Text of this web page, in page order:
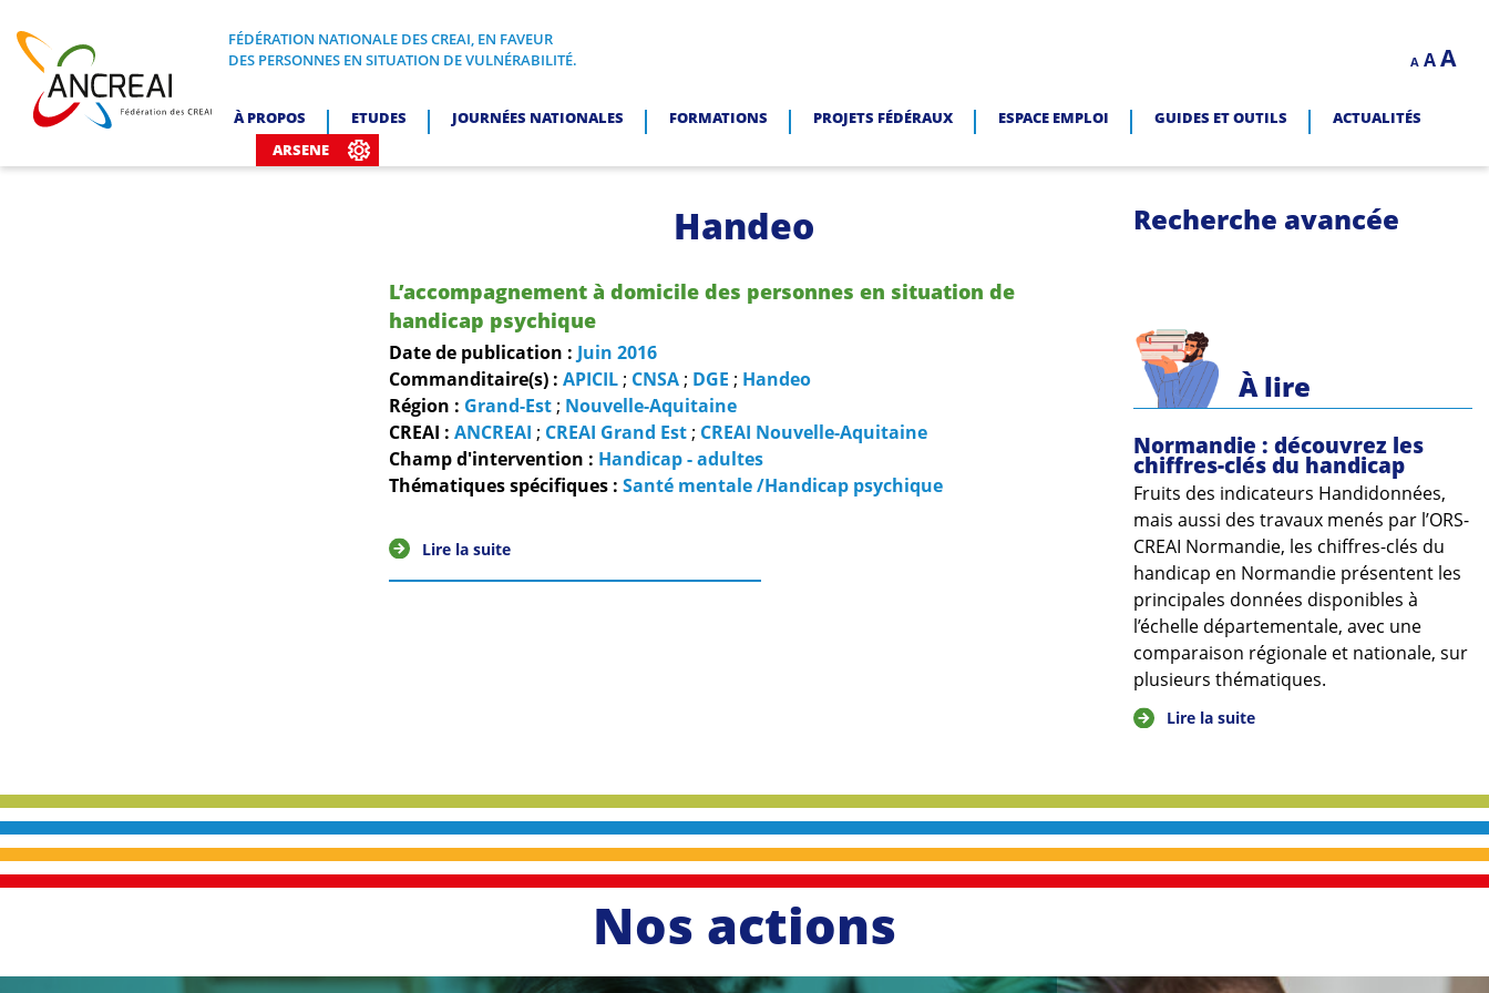
content
ANCREAI
FÉDÉRATION NATIONALE DES CREAI, EN FAVEUR DES PERSONNES EN SITUATION DE VULNÉRABILITÉ.
FÉDÉRATION NATIONALE DES CREAI, EN FAVEUR
DES PERSONNES EN SITUATION DE VULNÉRABILITÉ.
A
Decrease
font
A Reset
A
À PROPOS ETUDES JOURNÉES NATIONALES FORMATIONS PROJETS FÉDÉRAUX ESPACE EMPLOI GUIDES ET OUTILS
ACTUALITÉS
ARSENE
Handeo
L’accompagnement à domicile des personnes en situation de
handicap psychique
Date de publication : Juin 2016
Commanditaire(s) : APICIL; CNSA; DGE ; Handeo
Région : Grand-Est; Nouvelle-Aquitaine
CREAI : ANCREAI ; CREAI Grand Est; CREAI Nouvelle-Aquitaine
Champ d'intervention : Handicap - adultes
Thématiques spécifiques : Santé mentale /Handicap psychique
Lire la suite
Recherche avancée
À lire
Normandie : découvrez les
chiffres-clés du handicap
Fruits des indicateurs Handidonnées,
mais aussi des travaux menés par l’ORS-
CREAI Normandie, les chiffres-clés du
handicap en Normandie présentent les
principales données disponibles à
l’échelle départementale, avec une
comparaison régionale et nationale, sur
plusieurs thématiques.
Lire la suite
Nos actions